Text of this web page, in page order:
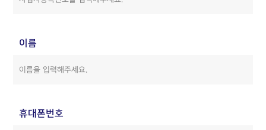
이름
휴대폰번호